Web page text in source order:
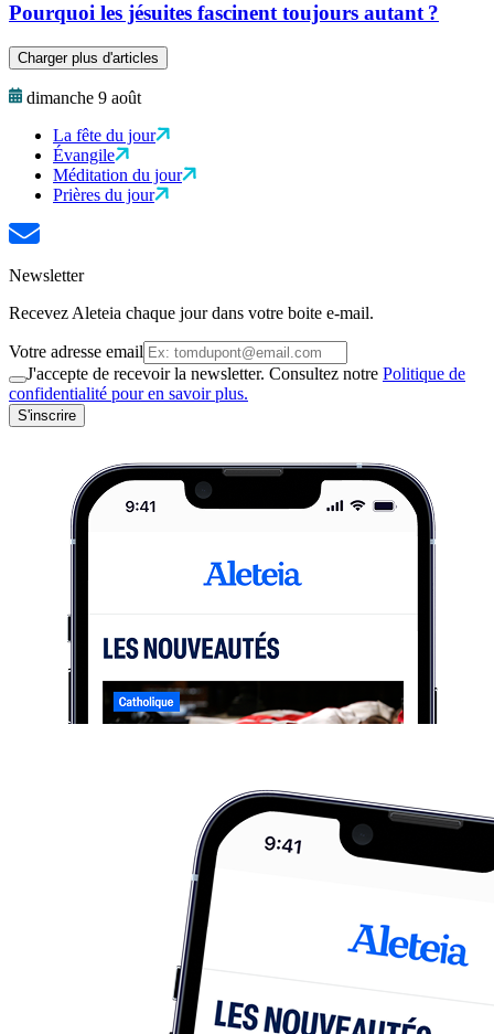
Pourquoi les jésuites fascinent toujours autant ?
Charger plus d'articles
dimanche 9 août
La fête du jour
Évangile
Méditation du jour
Prières du jour
Newsletter
Recevez Aleteia chaque jour dans votre boite e-mail.
Votre adresse email
J'accepte de recevoir la newsletter. Consultez notre Politique de
confidentialité pour en savoir plus.
S'inscrire